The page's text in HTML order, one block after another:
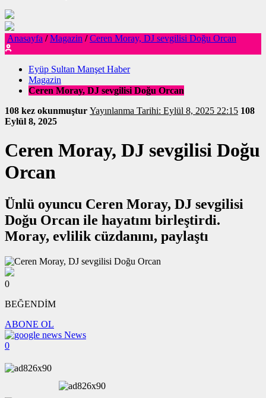
Anasayfa / Magazin / Ceren Moray, DJ sevgilisi Doğu Orcan
Eyüp Sultan Manşet Haber
Magazin
Ceren Moray, DJ sevgilisi Doğu Orcan
108 kez okunmuştur
Yayınlanma Tarihi: Eylül 8, 2025 22:15 108
Eylül 8, 2025
Ceren Moray, DJ sevgilisi Doğu
Orcan
Ünlü oyuncu Ceren Moray, DJ sevgilisi
Doğu Orcan ile hayatını birleştirdi.
Moray, evlilik cüzdanını, paylaştı
0
BEĞENDİM
ABONE OL
News
0